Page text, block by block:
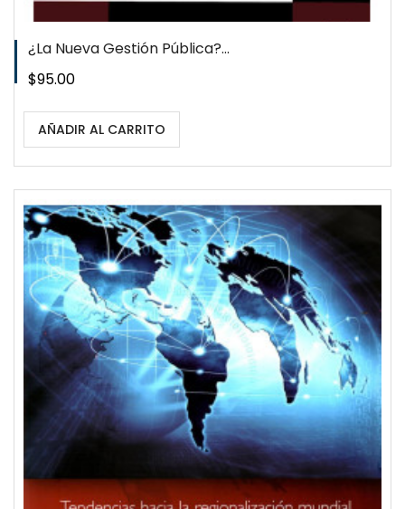
¿La Nueva Gestión Pública?...
Precio
$95.00
AÑADIR AL CARRITO